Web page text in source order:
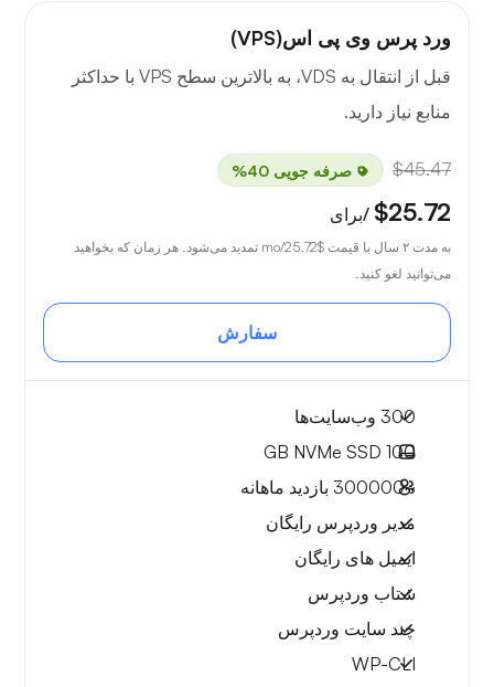
ورد پرس وی پی اس(VPS)
قبل از انتقال به VDS، به بالاترین سطح VPS با حداکثر
منابع نیاز دارید.
$45.47 صرفه جویی 40%
$25.72 /برای
به مدت ۲ سال با قیمت $25.72
/mo تمدید می‌شود. هر زمان که بخواهید
می‌توانید لغو کنید.
سفارش
300 وب‌سایت‌ها
100 GB
NVMe SSD
~300000
بازدید ماهانه
مدیر وردپرس رایگان
ایمیل های رایگان
شتاب وردپرس
چند سایت وردپرس
WP-CLI